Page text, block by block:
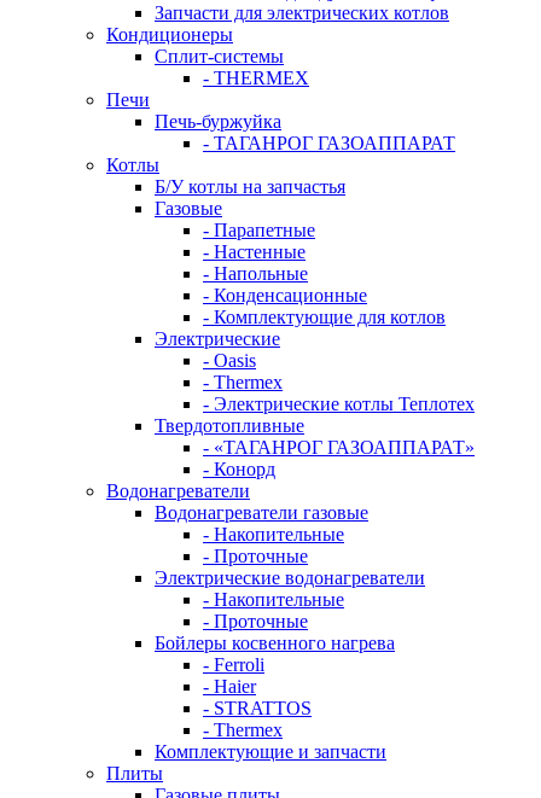
Запчасти для электрических котлов
Кондиционеры
Сплит-системы
- THERMEX
Печи
Печь-буржуйка
- ТАГАНРОГ ГАЗОАППАРАТ
Котлы
Б/У котлы на запчастья
Газовые
- Парапетные
- Настенные
- Напольные
- Конденсационные
- Комплектующие для котлов
Электрические
- Oasis
- Thermex
- Электрические котлы Теплотех
Твердотопливные
- «ТАГАНРОГ ГАЗОАППАРАТ»
- Конорд
Водонагреватели
Водонагреватели газовые
- Накопительные
- Проточные
Электрические водонагреватели
- Накопительные
- Проточные
Бойлеры косвенного нагрева
- Ferroli
- Haier
- STRATTOS
- Thermex
Комплектующие и запчасти
Плиты